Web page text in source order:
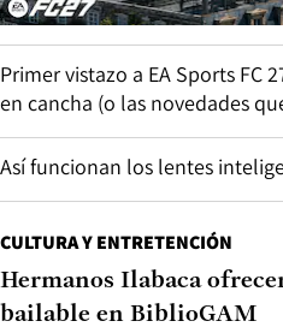
Primer vistazo a EA Sports FC
en cancha (o las novedades
Así funcionan los lentes
CULTURA Y ENTRETENCIÓN
Hermanos Ilabaca
bailable en BiblioGAM